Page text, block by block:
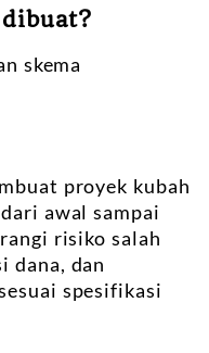
skema
proyek kubah
awal sampai
risiko salah
dana, dan
spesifikasi